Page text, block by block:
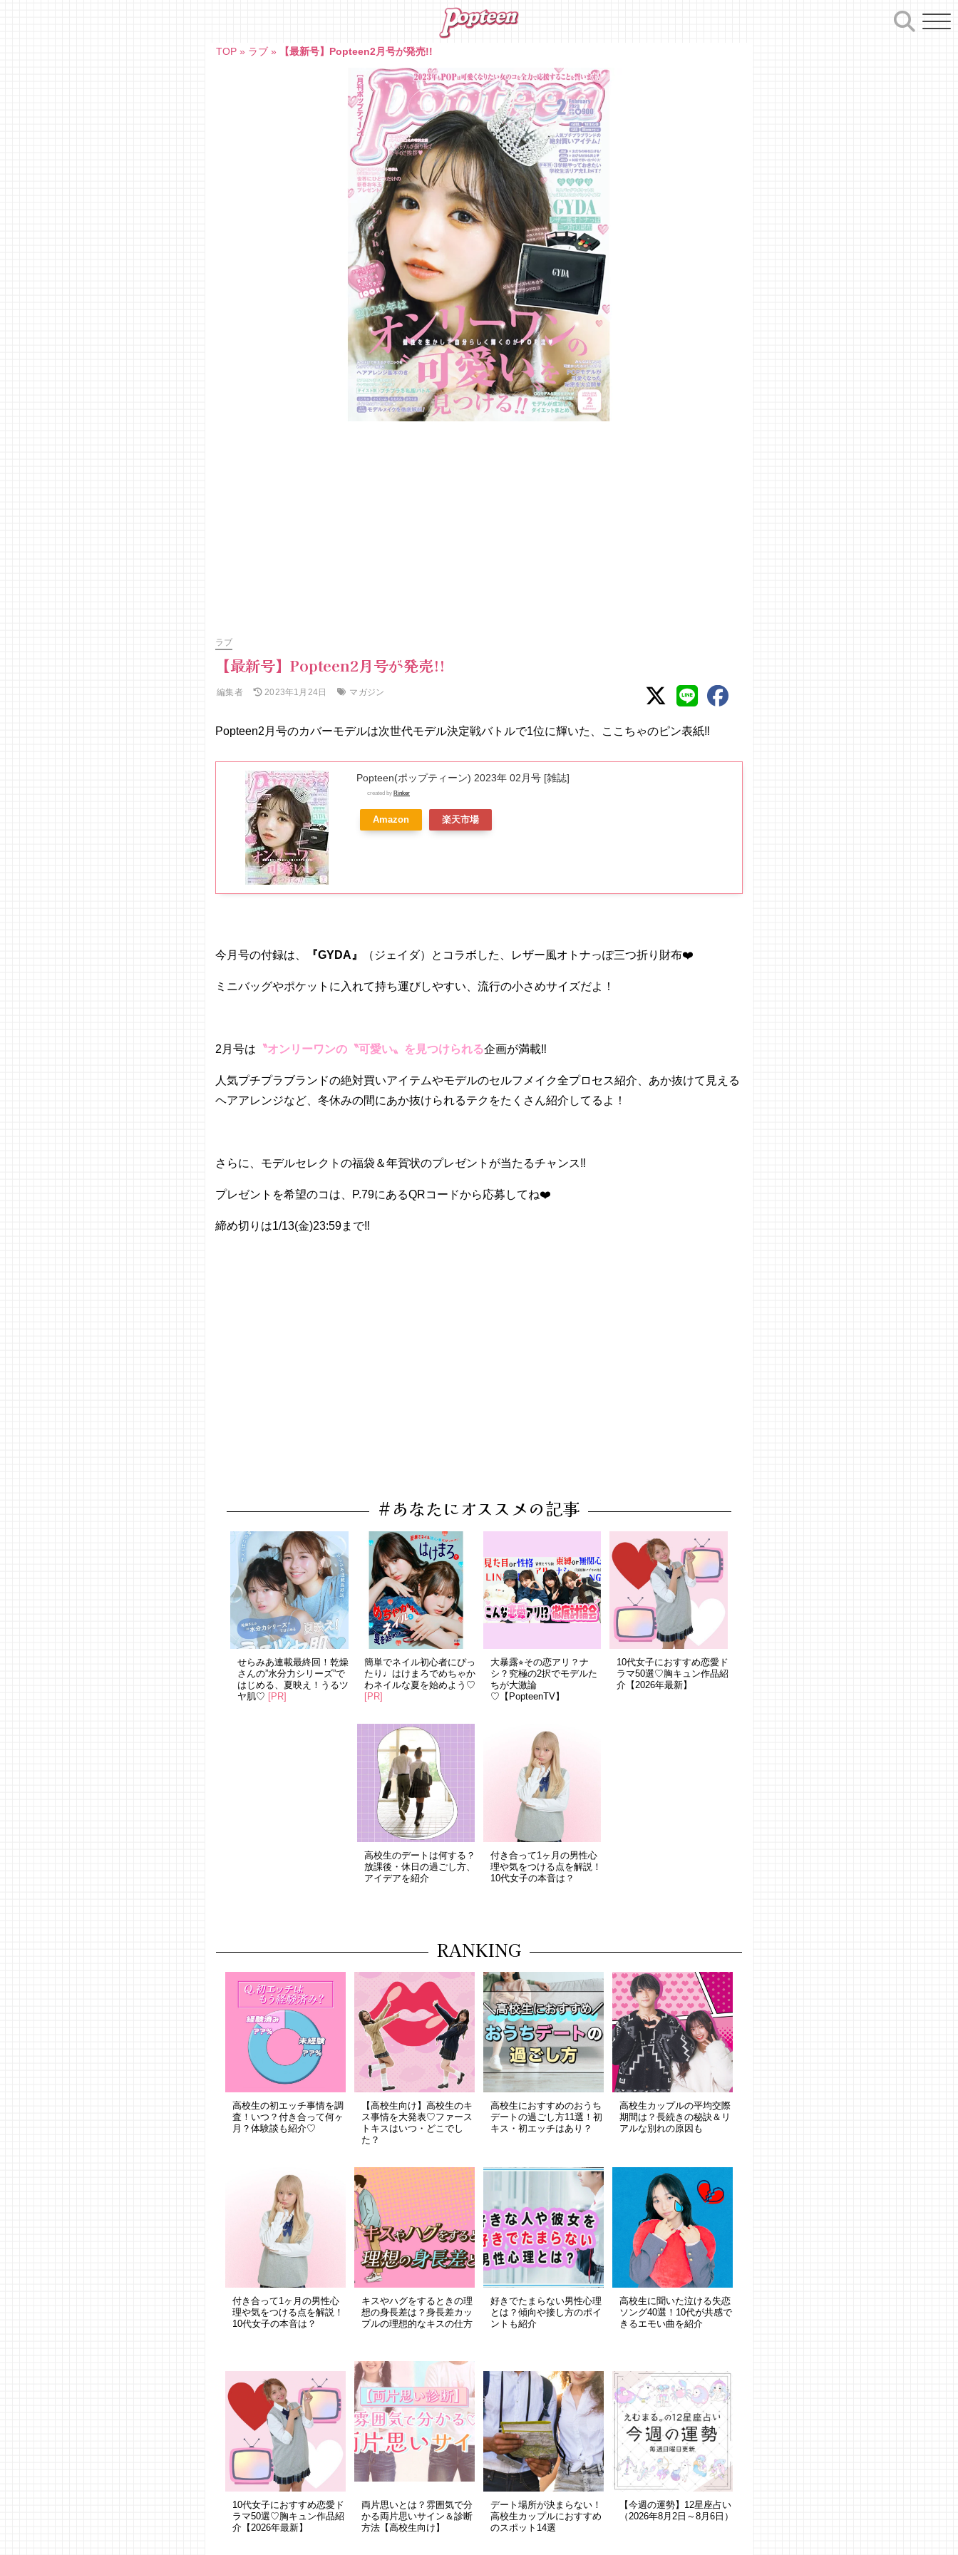
TOP » ラブ » 【最新号】Popteen2月号が発売!!
ラブ
【最新号】Popteen2月号が発売!!
編集者 2023年1月24日 マガジン
Popteen2月号のカバーモデルは次世代モデル決定戦バトルで1位に輝いた、ここちゃのピン表紙‼︎
Popteen(ポップティーン) 2023年 02月号 [雑誌]
created by Rinker
Amazon 楽天市場
今月号の付録は、 『GYDA』 （ジェイダ）とコラボした、レザー風オトナっぽ三つ折り財布❤️
ミニバッグやポケットに入れて持ち運びしやすい、流行の小さめサイズだよ！
2月号は 〝オンリーワンの〝可愛い〟を見つけられる企画が満載‼︎
人気プチプラブランドの絶対買いアイテムやモデルのセルフメイク全プロセス紹介、あか抜けて見える
ヘアアレンジなど、冬休みの間にあか抜けられるテクをたくさん紹介してるよ！
さらに、モデルセレクトの福袋＆年賀状のプレゼントが当たるチャンス‼️
プレゼントを希望のコは、P.79にあるQRコードから応募してね❤️
締め切りは1/13(金)23:59まで‼️
#あなたにオススメの記事
せらみあ連載最終回！乾燥
さんの”水分力シリーズ”で
はじめる、夏映え！うるツ
ヤ肌♡ [PR]
簡単でネイル初心者にぴっ
たり♩はけまろでめちゃか
わネイルな夏を始めよう♡
[PR]
大暴露⭐︎その恋アリ？ナ
シ？究極の2択でモデルた
ちが大激論
♡【PopteenTV】
10代女子におすすめ恋愛ド
ラマ50選♡胸キュン作品紹
介【2026年最新】
高校生のデートは何する？
放課後・休日の過ごし方、
アイデアを紹介
付き合って1ヶ月の男性心
理や気をつける点を解説！
10代女子の本音は？
RANKING
高校生の初エッチ事情を調
査！いつ？付き合って何ヶ
月？体験談も紹介♡
【高校生向け】高校生のキ
ス事情を大発表♡ファース
トキスはいつ・どこでし
た？
高校生におすすめのおうち
デートの過ごし方11選！初
キス・初エッチはあり？
高校生カップルの平均交際
期間は？長続きの秘訣＆リ
アルな別れの原因も
付き合って1ヶ月の男性心
理や気をつける点を解説！
10代女子の本音は？
キスやハグをするときの理
想の身長差は？身長差カッ
プルの理想的なキスの仕方
好きでたまらない男性心理
とは？傾向や接し方のポイ
ントも紹介
高校生に聞いた泣ける失恋
ソング40選！10代が共感で
きるエモい曲を紹介
10代女子におすすめ恋愛ド
ラマ50選♡胸キュン作品紹
介【2026年最新】
両片思いとは？雰囲気で分
かる両片思いサイン＆診断
方法【高校生向け】
デート場所が決まらない！
高校生カップルにおすすめ
のスポット14選
【今週の運勢】12星座占い
（2026年8月2日～8月6日）